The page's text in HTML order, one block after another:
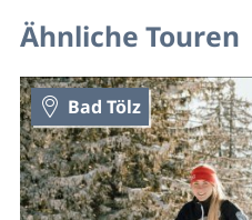
Ähnliche Touren
Bad Tölz